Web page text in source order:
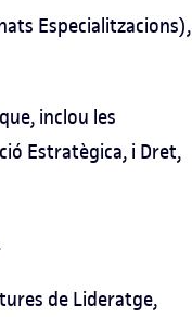
Especialitzacions),
que, inclou les
Estratègica, i Dret,
de Lideratge,